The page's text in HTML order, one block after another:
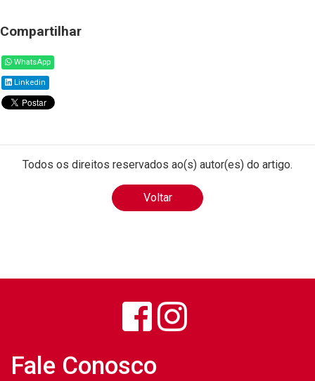
Compartilhar
WhatsApp
Linkedin
Todos os direitos reservados ao(s) autor(es) do artigo.
Voltar
Fale Conosco